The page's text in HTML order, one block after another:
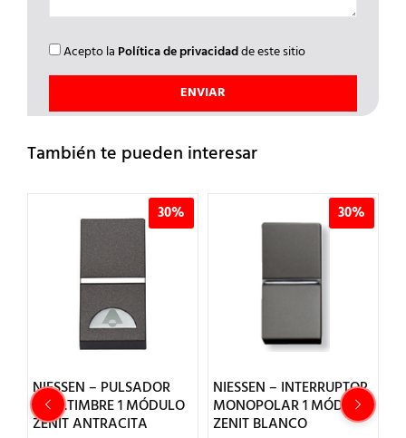
Acepto la Política de privacidadde este sitio
También te pueden interesar
30%
NIESSEN – PULSADOR
SÍMB.TIMBRE 1 MÓDULO
ZENIT ANTRACITA
30%
NIESSEN – INTERRUPTOR
MONOPOLAR 1 MÓDULO
ZENIT BLANCO